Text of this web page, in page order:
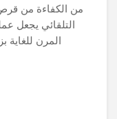
من الكفاءة من قرص
التلقائي يجعل
المرن للغاية